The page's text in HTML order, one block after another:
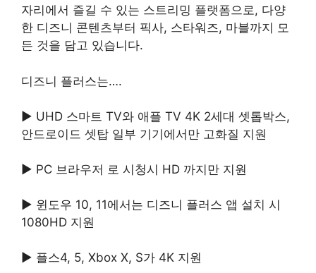
자리에서 즐길 수 있는 스트리밍 플랫폼으로, 다양
한 디즈니 콘텐츠부터 픽사, 스타워즈, 마블까지 모
든 것을 담고 있습니다.
디즈니 플러스는….
▶ UHD 스마트 TV와 애플 TV 4K 2세대 셋톱박스,
안드로이드 셋탑 일부 기기에서만 고화질 지원
▶ PC 브라우저 로 시청시 HD 까지만 지원
▶ 윈도우 10, 11에서는 디즈니 플러스 앱 설치 시
1080HD 지원
▶ 플스4, 5, Xbox X, S가 4K 지원